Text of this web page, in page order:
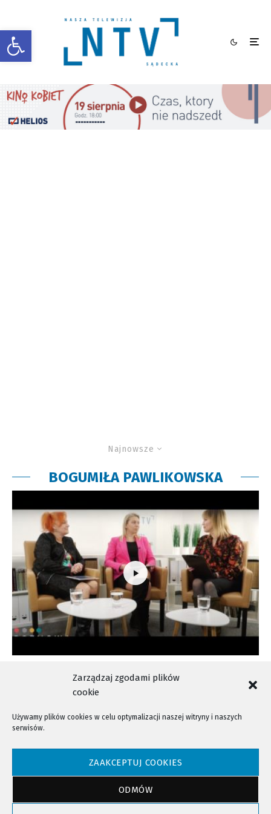
Otwórz pasek narzędzi
Zarządzaj zgodami plików
cookie
Używamy plików cookies w celu optymalizacji naszej witryny i naszych
serwisów.
ZAAKCEPTUJ COOKIES
ODMÓW
Najnowsze
BOGUMIŁA PAWLIKOWSKA
Rozmowa Dnia
NTV - Nasza Telewizja Sądecka © 2023 Wszystkie prawa zastrzeżone!